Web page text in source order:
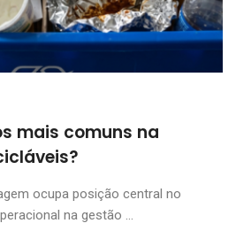
mais comuns na
ocupa posição central no
na gestão ...